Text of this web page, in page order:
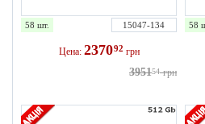
58 шт. 15047-134
Цена: 237092 грн
395154 грн
58